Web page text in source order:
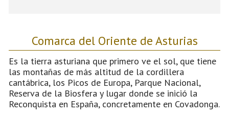
Comarca del Oriente de Asturias
Es la tierra asturiana que primero ve el sol, que tiene
las montañas de más altitud de la cordillera
cantábrica, los Picos de Europa, Parque Nacional,
Reserva de la Biosfera y lugar donde se inició la
Reconquista en España, concretamente en Covadonga.